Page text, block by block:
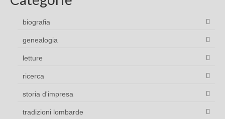
biografia
genealogia
letture
ricerca
storia d'impresa
tradizioni lombarde